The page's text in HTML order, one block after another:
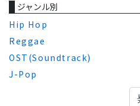
ジャンル別
Hip Hop
Reggae
OST(Soundtrack)
J-Pop